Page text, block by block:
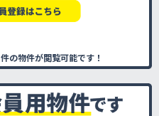
件の物件が閲覧可能です！